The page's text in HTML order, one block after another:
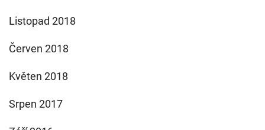
Listopad 2018
Červen 2018
Květen 2018
Srpen 2017